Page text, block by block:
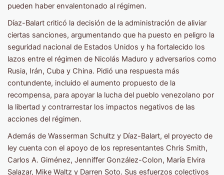
pueden haber envalentonado al régimen.
Díaz-Balart criticó la decisión de la administración de aliviar
ciertas sanciones, argumentando que ha puesto en peligro la
seguridad nacional de Estados Unidos y ha fortalecido los
lazos entre el régimen de Nicolás Maduro y adversarios como
Rusia, Irán, Cuba y China. Pidió una respuesta más
contundente, incluido el aumento propuesto de la
recompensa, para apoyar la lucha del pueblo venezolano por
la libertad y contrarrestar los impactos negativos de las
acciones del régimen.
Además de Wasserman Schultz y Díaz-Balart, el proyecto de
ley cuenta con el apoyo de los representantes Chris Smith,
Carlos A. Giménez, Jenniffer González-Colon, María Elvira
Salazar, Mike Waltz y Darren Soto. Sus esfuerzos colectivos